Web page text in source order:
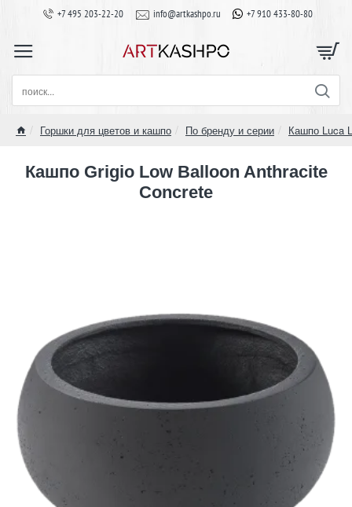
+7 495 203-22-20 info@artkashpo.ru +7 910 433-80-80
поиск...
Горшки для цветов и кашпо По бренду и серии Кашпо Luca
Кашпо Grigio Low Balloon Anthracite
Concrete